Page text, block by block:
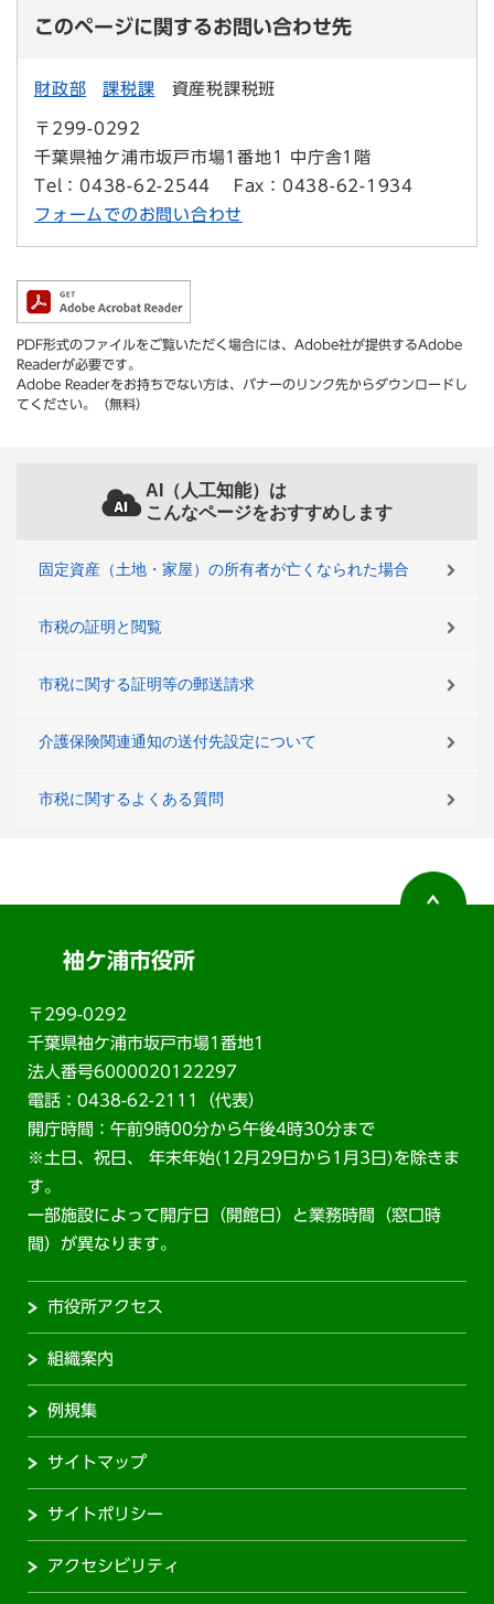
このページに関するお問い合わせ先
財政部 課税課 資産税課税班
〒299-0292
千葉県袖ケ浦市坂戸市場1番地1 中庁舎1階
Tel：0438-62-2544
Fax：0438-62-1934
フォームでのお問い合わせ
PDF形式のファイルをご覧いただく場合には、Adobe社が提供するAdobe
Readerが必要です。
Adobe Readerをお持ちでない方は、バナーのリンク先からダウンロードし
てください。（無料）
AI（人工知能）は
こんなページをおすすめします
固定資産（土地・家屋）の所有者が亡くなられた場合
市税の証明と閲覧
市税に関する証明等の郵送請求
介護保険関連通知の送付先設定について
市税に関するよくある質問
袖ケ浦市役所
〒299-0292
千葉県袖ケ浦市坂戸市場1番地1
法人番号6000020122297
電話：0438-62-2111（代表）
開庁時間：午前9時00分から午後4時30分まで
※土日、祝日、 年末年始(12月29日から1月3日)を除きま
す。
一部施設によって開庁日（開館日）と業務時間（窓口時
間）が異なります。
市役所アクセス
組織案内
例規集
サイトマップ
サイトポリシー
アクセシビリティ